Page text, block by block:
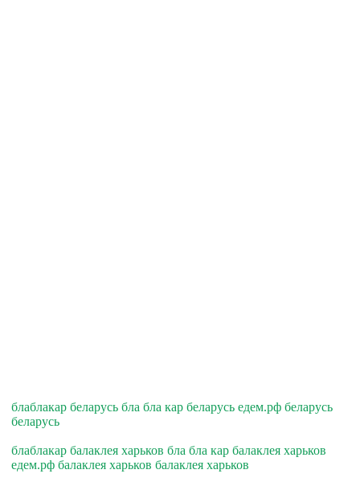
блаблакар беларусь бла бла кар беларусь едем.рф беларусь
беларусь
блаблакар балаклея харьков бла бла кар балаклея харьков
едем.рф балаклея харьков балаклея харьков